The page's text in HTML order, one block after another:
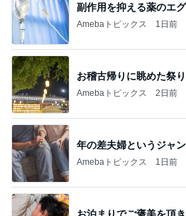
副作用を抑える薬のエ
Amebaトピックス 1日前
お稽古帰りに眺めた祭
Amebaトピックス 2日前
年の差夫婦というジャ
Amebaトピックス 1日前
お泊まりでご褒美を頂